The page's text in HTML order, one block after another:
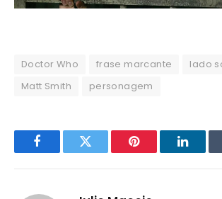
Doctor Who frase marcante
lado
Matt Smith
personagem
FacebookTwitter Pinterest